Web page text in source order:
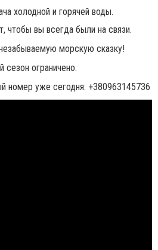
холодной и горячей воды.
чтобы вы всегда были на связи.
морскую сказку!
сезон ограничено.
номер уже сегодня: +380963145736